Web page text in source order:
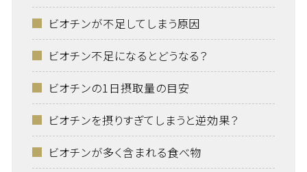
ビオチンが不足してしまう原因
ビオチン不足になるとどうなる？
ビオチンの1日摂取量の目安
ビオチンを摂りすぎてしまうと逆効果？
ビオチンが多く含まれる食べ物